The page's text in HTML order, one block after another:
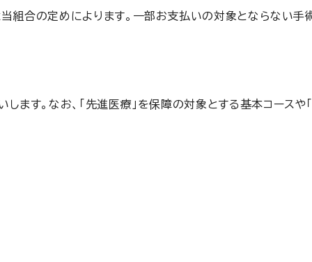
当組合の定めによります。一部お支払いの対象とならない手
お、「先進医療」を保障の対象とする基本コー